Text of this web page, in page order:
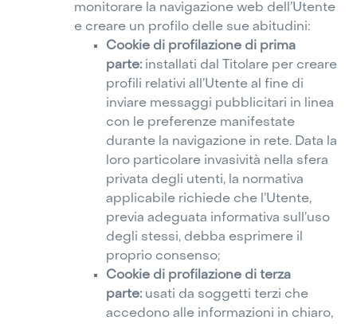
monitorare la navigazione web dell’Utente
e creare un profilo delle sue abitudini:
Cookie di profilazione di prima
parte: installati dal Titolare per creare
profili relativi all’Utente al fine di
inviare messaggi pubblicitari in linea
con le preferenze manifestate
durante la navigazione in rete. Data la
loro particolare invasività nella sfera
privata degli utenti, la normativa
applicabile richiede che l’Utente,
previa adeguata informativa sull’uso
degli stessi, debba esprimere il
proprio consenso;
Cookie di profilazione di terza
parte: usati da soggetti terzi che
accedono alle informazioni in chiaro,